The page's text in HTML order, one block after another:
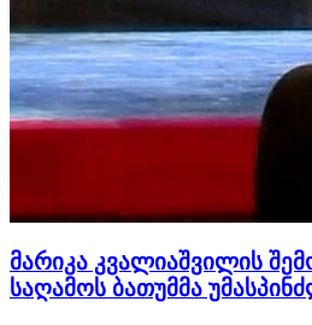
მარიკა კვალიაშვილის
საღამოს ბათუმმა